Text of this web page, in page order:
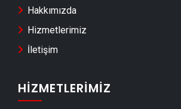
Yenişehir Sandviç Panel Montajı
Yenişehir Teras Kapatma
Yenişehir Anahtar Teslim Tadilat
Yenişehir Anahtar Teslim İnşaat
Yenişehir Dekoratif Taş Kaplama
Hakkımızda
Hizmetlerimiz
İletişim
HIZMETLERIMIZ